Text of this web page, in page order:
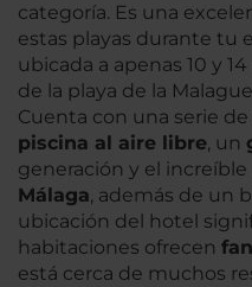
categoría. Es una
estas playas durante tu
ubicada a apenas 10 y
de la playa de la
Cuenta con una serie
piscina al aire libre, un
generación y el increíble
Málaga, además de un
ubicación del hotel
habitaciones ofrecen
está cerca de muchos